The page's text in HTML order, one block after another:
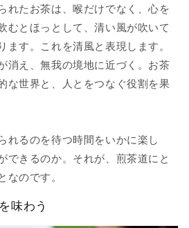
れたお茶は、喉だけでなく、心を
むとほっとして、清い風が吹いて
ます。これを清風と表現します。
消え、無我の境地に近づく。お茶
な世界と、人とをつなぐ役割を果
れるのを待つ時間をいかに楽し
できるのか。それが、煎茶道にと
なのです。
味わう